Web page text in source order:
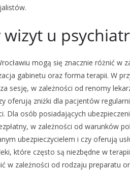
wizyt u
mogą się znacznie różnić w
gabinetu oraz forma terapii. W
sesję, w zależności od renomy
oferują zniżki dla pacjentów
Dla osób posiadających
w zależności od warunków
ubezpieczycielem i czy oferują
które często są niezbędne w
w zależności od rodzaju preparatu